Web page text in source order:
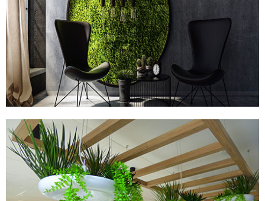
TABLEAUX STABILISÉS
PLANTES ARTIFICIELLES